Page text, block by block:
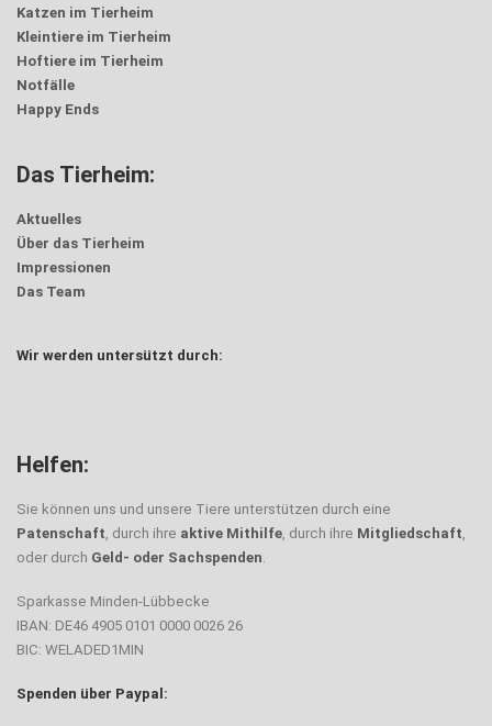
Katzen im Tierheim
Kleintiere im Tierheim
Hoftiere im Tierheim
Notfälle
Happy Ends
Das Tierheim:
Aktuelles
Über das Tierheim
Impressionen
Das Team
Wir werden untersützt durch:
Helfen:
Sie können uns und unsere Tiere unterstützen durch eine
Patenschaft, durch ihre aktive Mithilfe, durch ihre Mitgliedschaft,
oder durch Geld- oder Sachspenden.
Sparkasse Minden-Lübbecke
IBAN: DE46 4905 0101 0000 0026 26
BIC: WELADED1MIN
Spenden über Paypal: